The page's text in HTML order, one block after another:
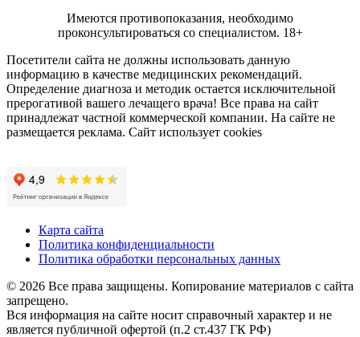
Имеются противопоказания, необходимо
проконсультироваться со специалистом. 18+
Посетители сайта не должны использовать данную
информацию в качестве медицинских рекомендаций.
Определение диагноза и методик остается исключительной
прерогативой вашего лечащего врача! Все права на сайт
принадлежат частной коммерческой компании. На сайте не
размещается реклама. Сайт использует cookies
Карта сайта
Политика конфиденциальности
Политика обработки персональных данных
© 2026 Все права защищены. Копирование материалов с сайта
запрещено.
Вся информация на сайте носит справочный характер и не
является публичной офертой (п.2 ст.437 ГК РФ)